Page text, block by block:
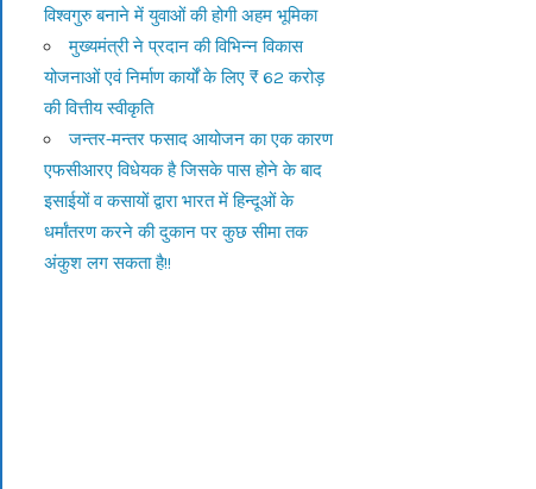
विश्वगुरु बनाने में युवाओं की होगी अहम भूमिका
मुख्यमंत्री ने प्रदान की विभिन्न विकास
योजनाओं एवं निर्माण कार्यों के लिए ₹ 62 करोड़
की वित्तीय स्वीकृति
जन्तर-मन्तर फसाद आयोजन का एक कारण
एफसीआरए विधेयक है जिसके पास होने के बाद
इसाईयों व कसायों द्वारा भारत में हिन्दूओं के
धर्मांतरण करने की दुकान पर कुछ सीमा तक
अंकुश लग सकता है!!